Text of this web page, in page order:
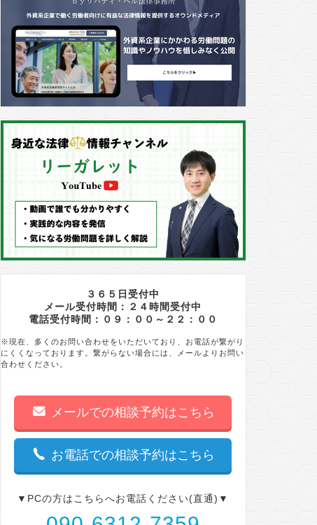
３６５日受付中
メール受付時間：２４時間受付中
電話受付時間：０９：００～２２：００
※現在、多くのお問い合わせをいただいており、お電話が繋がり
にくくなっております。繋がらない場合には、メールよりお問い
合わせください。
メールでの相談予約はこちら
お電話での相談予約はこちら
▼PCの方はこちらへお電話ください(直通)▼